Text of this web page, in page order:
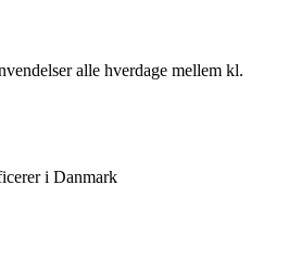
alle hverdage mellem kl.
i Danmark